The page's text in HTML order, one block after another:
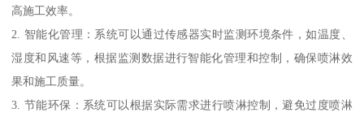
高施工效率。
2. 智能化管理：系统可以通过传感器实时监测环境条件，如温度、
湿度和风速等，根据监测数据进行智能化管理和控制，确保喷淋效
果和施工质量。
3. 节能环保：系统可以根据实际需求进行喷淋控制，避免过度喷淋